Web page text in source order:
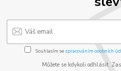
Souhlasím se zpracováním osobních
Můžete se kdykoli odhlásit.